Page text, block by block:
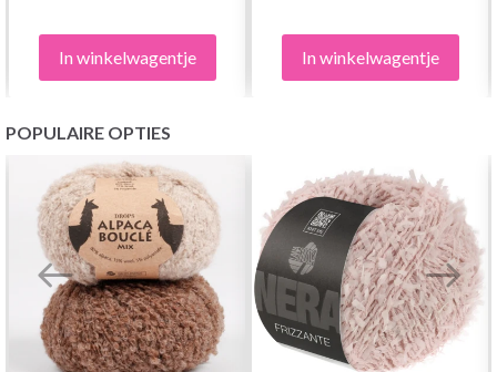
In winkelwagentje In winkelwagentje
POPULAIRE OPTIES